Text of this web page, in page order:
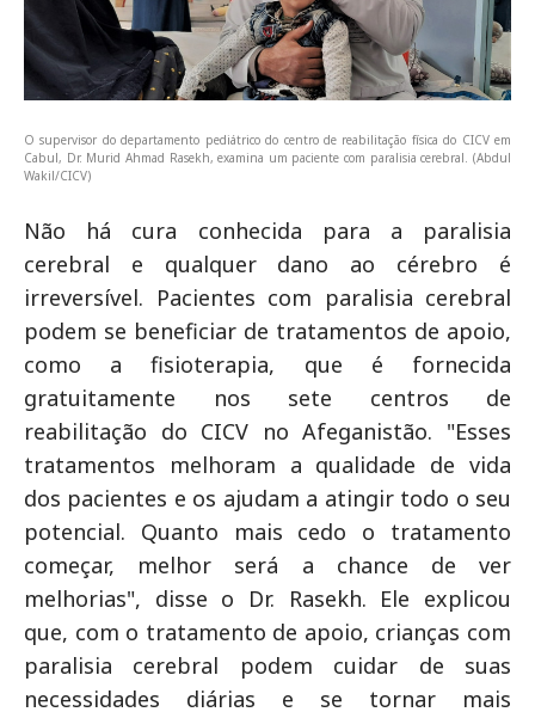
O supervisor do departamento pediátrico do centro de reabilitação física do CICV em
Cabul, Dr. Murid Ahmad Rasekh, examina um paciente com paralisia cerebral. (Abdul
Wakil/CICV)
Não há cura conhecida para a paralisia
cerebral e qualquer dano ao cérebro é
irreversível. Pacientes com paralisia cerebral
podem se beneficiar de tratamentos de apoio,
como a fisioterapia, que é fornecida
gratuitamente nos sete centros de
reabilitação do CICV no Afeganistão. "Esses
tratamentos melhoram a qualidade de vida
dos pacientes e os ajudam a atingir todo o seu
potencial. Quanto mais cedo o tratamento
começar, melhor será a chance de ver
melhorias", disse o Dr. Rasekh. Ele explicou
que, com o tratamento de apoio, crianças com
paralisia cerebral podem cuidar de suas
necessidades diárias e se tornar mais